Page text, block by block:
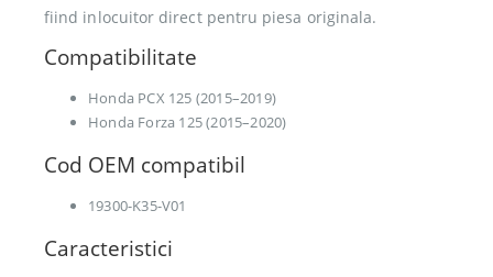
fiind inlocuitor direct pentru piesa originala.
Compatibilitate
Honda PCX 125 (2015–2019)
Honda Forza 125 (2015–2020)
Cod OEM compatibil
19300-K35-V01
Caracteristici